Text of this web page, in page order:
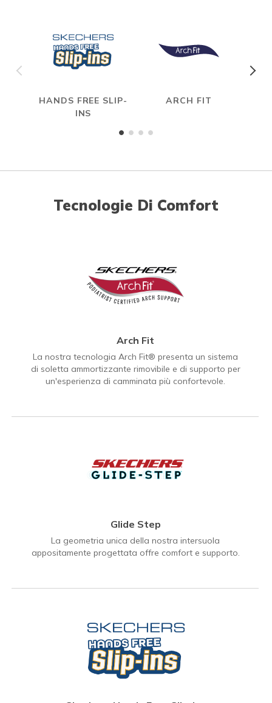
HANDS FREE SLIP-
INS
ARCH FIT
Tecnologie Di Comfort
Arch Fit
La nostra tecnologia Arch Fit® presenta un sistema
di soletta ammortizzante rimovibile e di supporto per
un'esperienza di camminata più confortevole.
Glide Step
La geometria unica della nostra intersuola
appositamente progettata offre comfort e supporto.